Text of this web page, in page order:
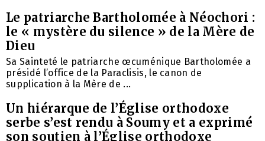
Le patriarche Bartholomée à Néochori :
le « mystère du silence » de la Mère de
Dieu
Sa Sainteté le patriarche œcuménique Bartholomée a
présidé l’office de la Paraclisis, le canon de
supplication à la Mère de ...
Un hiérarque de l’Église orthodoxe
serbe s’est rendu à Soumy et a exprimé
son soutien à l’Église orthodoxe